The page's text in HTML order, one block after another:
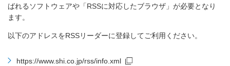
ばれるソフトウェアや「RSSに対応したブラウザ」が必要となり
ます。
以下のアドレスをRSSリーダーに登録してご利用ください。
https://www.shi.co.jp/rss/info.xml